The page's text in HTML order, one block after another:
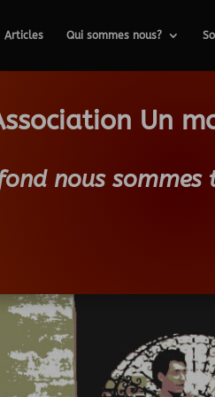
Articles Qui sommes nous?
Un
nous sommes